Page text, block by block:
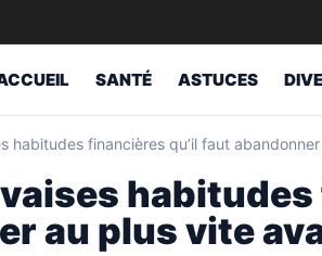
SANTÉ ASTUCES
habitudes financières qu’il faut
au plus vite